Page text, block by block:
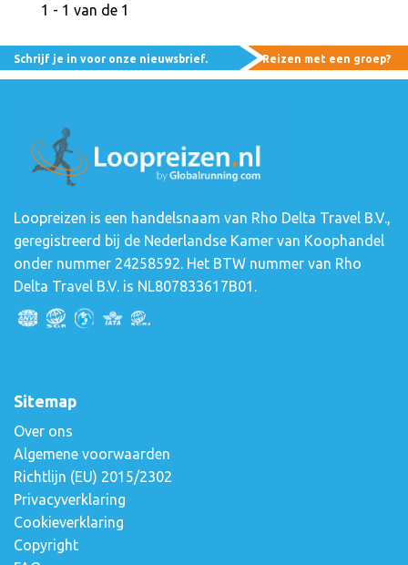
1 - 1 van de 1
Schrijf je in voor onze nieuwsbrief. Reizen met een groep?
Loopreizen is een handelsnaam van Rho Delta Travel B.V.,
geregistreerd bij de Nederlandse Kamer van Koophandel
onder nummer 24258592. Het BTW nummer van Rho
Delta Travel B.V. is NL807833617B01.
Sitemap
Over ons
Algemene voorwaarden
Richtlijn (EU) 2015/2302
Privacyverklaring
Cookieverklaring
Copyright